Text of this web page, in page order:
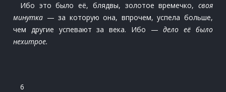
Ибо это было её, блядвы, золотое времечко, своя
минутка — за которую она, впрочем, успела больше,
чем другие успевают за века. Ибо —дело её было
нехитрое.
6